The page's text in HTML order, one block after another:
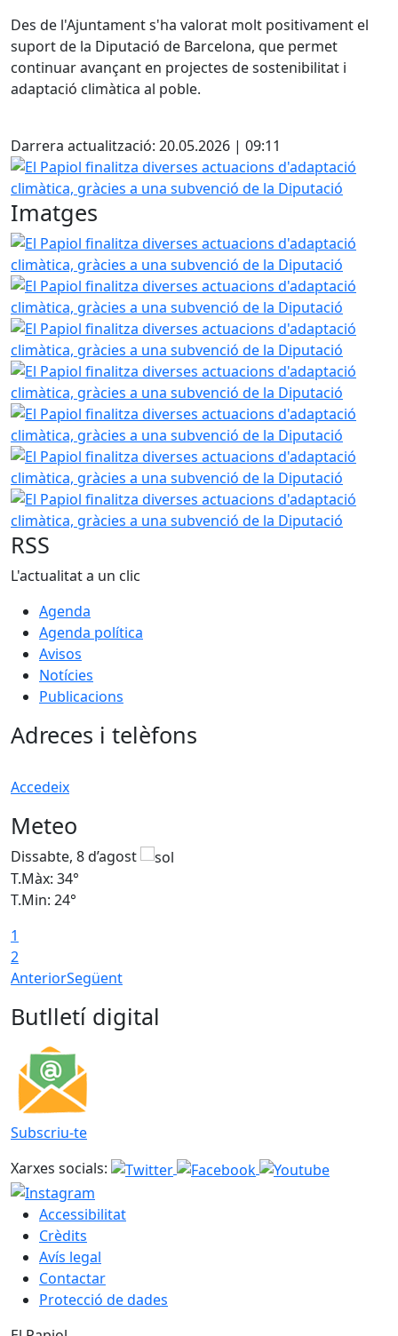
Des de l'Ajuntament s'ha valorat molt positivament el
suport de la Diputació de Barcelona, que permet
continuar avançant en projectes de sostenibilitat i
adaptació climàtica al poble.
Darrera actualització: 20.05.2026 | 09:11
El Papiol finalitza diverses actuacions d'adaptació
Imatges
El Papiol finalitza diverses actuacions d'adaptació
El Papiol finalitza diverses actuacions d'adaptació
El Papiol finalitza diverses actuacions d'adaptació
El Papiol finalitza diverses actuacions d'adaptació
El Papiol finalitza diverses actuacions d'adaptació
El Papiol finalitza diverses actuacions d'adaptació
El Papiol finalitza diverses actuacions d'adaptació
RSS
L'actualitat a un clic
Agenda
Agenda política
Avisos
Notícies
Publicacions
Adreces i telèfons
Accedeix
Meteo
Dissabte, 8 d’agost
T.Màx: 34°
T.Min: 24°
1
2
AnteriorSegüent
Butlletí digital
Subscriu-te
Xarxes socials:
Accessibilitat
Crèdits
Avís legal
Contactar
Protecció de dades